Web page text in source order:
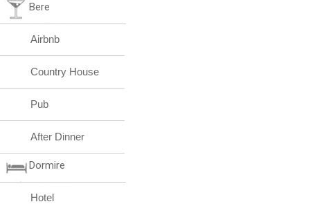
Bere
Airbnb
Country House
Pub
After Dinner
Dormire
Hotel